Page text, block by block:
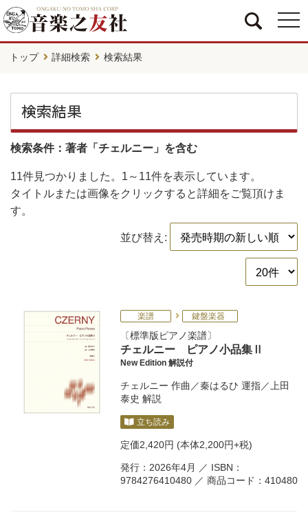
トップ 詳細検索 検索結果
検索結果
検索条件：著者「チェルニー」を含む
11件見つかりました。 1～11件を表示しています。
タイトルまたは画像をクリックすると詳細をご覧頂けま
す。
並び替え:
楽譜 鍵盤楽器
標準版ピアノ楽譜
チェルニー ピアノ小品集Ⅱ
New Edition 解説付
チェルニー 作曲／秦はるひ 運指／ 上田
泰史 解説
立ち読み
定価2,420円 (本体2,200円+税)
発行：2026年4月 ／ ISBN：
9784276410480 ／ 商品コード：410480